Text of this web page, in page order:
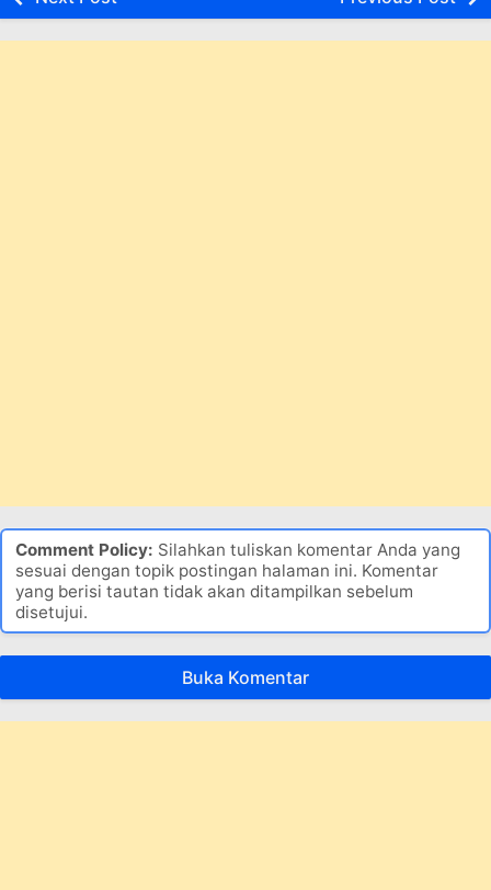
Comment Policy: Silahkan tuliskan komentar Anda yang
sesuai dengan topik postingan halaman ini. Komentar
yang berisi tautan tidak akan ditampilkan sebelum
disetujui.
Buka Komentar